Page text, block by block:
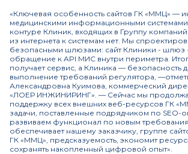
«Ключевая особенность сайтов ГК «ММЦ» —
медицинскими информационными системами
контуре Клиник, входящих в Группу
из интернета к системам нет. Мы
безопасными шлюзами: сайт Клиники - шлюз
обращение к API МИС внутри периметра.
получает сервис, а Клиника — безопасность
выполнение требований регулятора,
Александровна Куимова, коммерческий
«ЛОЕР ИНЖИНИРИНГ». — Сейчас мы
поддержку всех внешних веб-ресурсов ГК
задачи, поставленные подрядчиком по SEO-
развиваем функционал по новым
обеспечивает нашему заказчику, группе
ГК «ММЦ», предсказуемость, экономит
сохранять накопленный цифровой опыт».